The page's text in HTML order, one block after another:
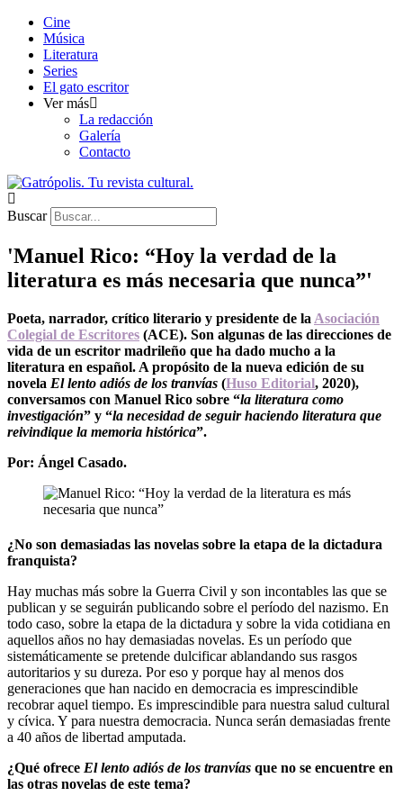
Cine
Música
Literatura
Series
El gato escritor
Ver más
La redacción
Galería
Contacto
Buscar
'Manuel Rico: “Hoy la verdad de la
literatura es más necesaria que nunca”'
Poeta, narrador, crítico literario y presidente de la Asociación
Colegial de Escritores (ACE). Son algunas de las direcciones de
vida de un escritor madrileño que ha dado mucho a la
literatura en español. A propósito de la nueva edición de su
novela El lento adiós de los tranvías (Huso Editorial, 2020),
conversamos con Manuel Rico sobre “la literatura como
investigación” y “la necesidad de seguir haciendo literatura que
reivindique la memoria histórica”.
Por: Ángel Casado.
¿No son demasiadas las novelas sobre la etapa de la dictadura
franquista?
Hay muchas más sobre la Guerra Civil y son incontables las que se
publican y se seguirán publicando sobre el período del nazismo. En
todo caso, sobre la etapa de la dictadura y sobre la vida cotidiana en
aquellos años no hay demasiadas novelas. Es un período que
sistemáticamente se pretende dulcificar ablandando sus rasgos
autoritarios y su dureza. Por eso y porque hay al menos dos
generaciones que han nacido en democracia es imprescindible
recobrar aquel tiempo. Es imprescindible para nuestra salud cultural
y cívica. Y para nuestra democracia. Nunca serán demasiadas frente
a 40 años de libertad amputada.
¿Qué ofrece El lento adiós de los tranvías que no se encuentre en
las otras novelas de este tema?